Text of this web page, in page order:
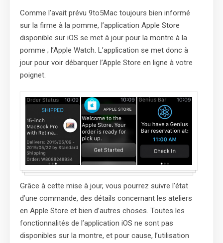
Comme l’avait prévu 9to5Mac toujours bien informé
sur la firme à la pomme, l’application Apple Store
disponible sur iOS se met à jour pour la montre à la
pomme ; l’Apple Watch. L’application se met donc à
jour pour voir débarquer l’Apple Store en ligne à votre
poignet.
Grâce à cette mise à jour, vous pourrez suivre l’état
d’une commande, des détails concernant les ateliers
en Apple Store et bien d’autres choses. Toutes les
fonctionnalités de l’application iOS ne sont pas
disponibles sur la montre, et pour cause, l’utilisation